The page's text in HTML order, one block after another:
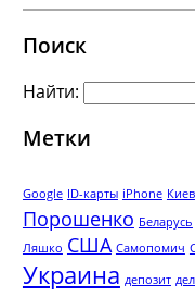
Поиск
Найти:
Метки
Google ID-карты iPhone Киев
Порошенко Беларусь
Ляшко США Самопомич
Украина депозит